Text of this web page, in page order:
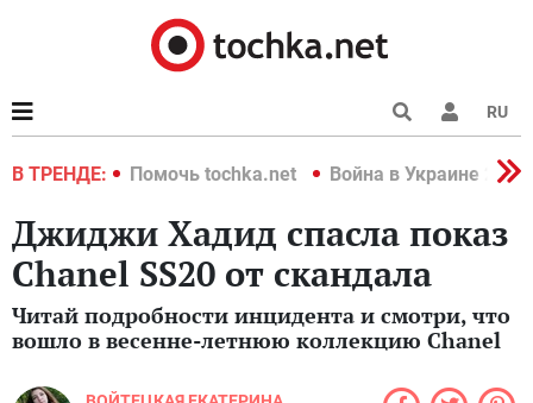
RU
В ТРЕНДЕ:
2022 Помочь tochka.net Война в Украине 2022
Джиджи Хадид спасла показ
Chanel SS20 от скандала
Читай подробности инцидента и смотри, что
вошло в весенне-летнюю коллекцию Chanel